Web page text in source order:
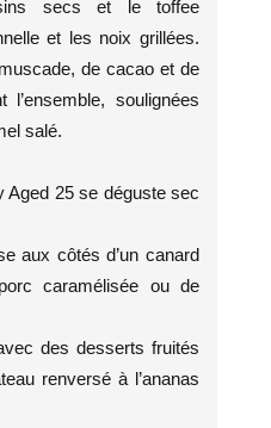
secs et le toffee
et les noix grillées.
de cacao et de
l’ensemble, soulignées
salé.
Aged 25 se déguste sec
aux côtés d’un canard
caramélisée ou de
des desserts fruités
renversé à l’ananas